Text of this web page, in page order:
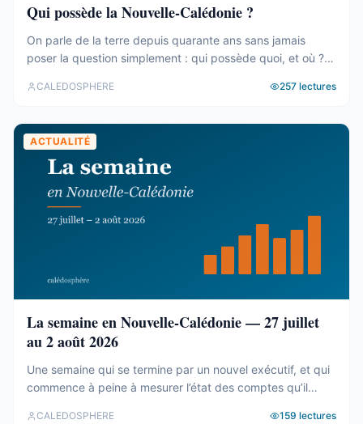
Qui possède la Nouvelle-Calédonie ?
On parle de la terre depuis quarante ans sans jamais
poser la question simplement : qui possède quoi, et où ?
agrégé ses 77 031 parcelles. Le résultat tient en trois
CALEDOSPHERE 257 lectures
ACTUALITÉ
La semaine en Nouvelle-Calédonie — 27 juillet
au 2 août 2026
Une semaine qui se termine par un nouvel exécutif, et qui
commence à peine à mesurer l’état des comptes qu’il
CALEDOSPHERE 159 lectures